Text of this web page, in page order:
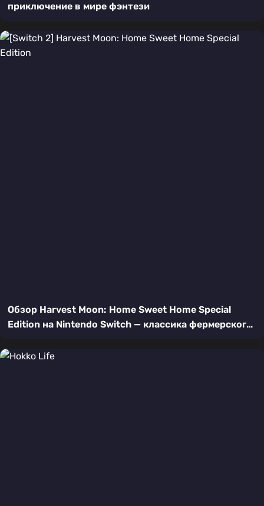
приключение в мире фэнтези
Обзор Harvest Moon: Home Sweet Home Special
Edition на Nintendo Switch — классика фермерского